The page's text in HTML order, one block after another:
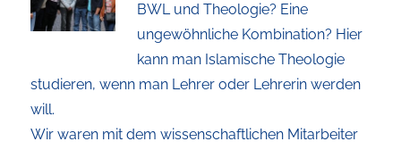
BWL und Theologie? Eine
ungewöhnliche Kombination? Hier
kann man Islamische Theologie
studieren, wenn man Lehrer oder Lehrerin werden
will.
Wir waren mit dem wissenschaftlichen Mitarbeiter